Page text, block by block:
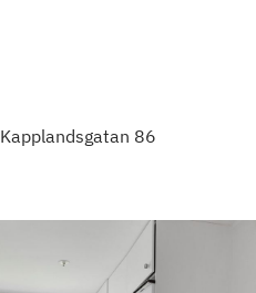
Kapplandsgatan 86